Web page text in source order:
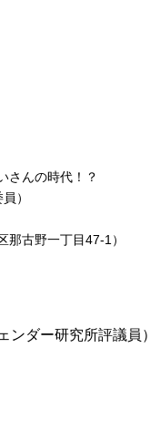
んの時代！？
）
古野一丁目47-1）
ダー研究所評議員）